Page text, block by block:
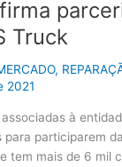
Truck
,
2021
à
participarem
tem mais de 6 mil